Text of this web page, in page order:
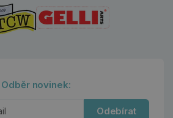
Odběr novinek:
Odebírat